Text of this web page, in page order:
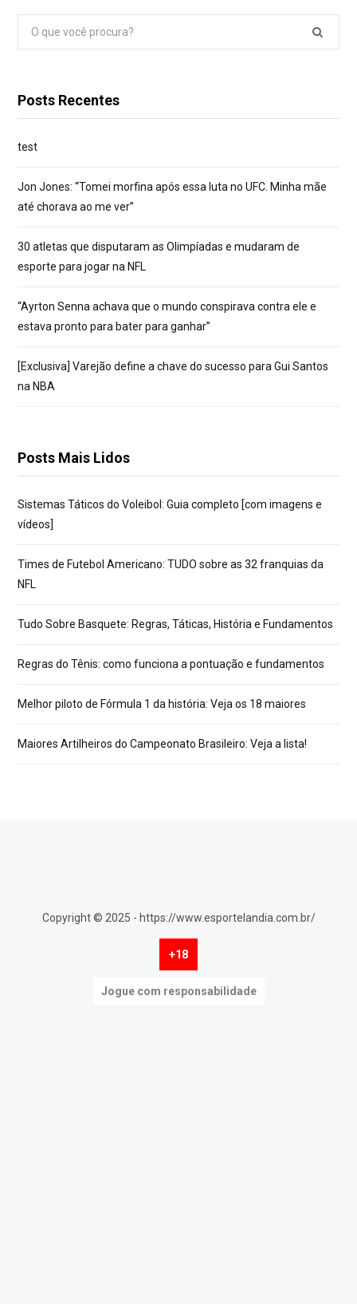
Pesquisar
por:
Posts Recentes
test
Jon Jones: “Tomei morfina após essa luta no UFC. Minha mãe
até chorava ao me ver”
30 atletas que disputaram as Olimpíadas e mudaram de
esporte para jogar na NFL
“Ayrton Senna achava que o mundo conspirava contra ele e
estava pronto para bater para ganhar”
[Exclusiva] Varejão define a chave do sucesso para Gui Santos
na NBA
Posts Mais Lidos
Sistemas Táticos do Voleibol: Guia completo [com imagens e
vídeos]
Times de Futebol Americano: TUDO sobre as 32 franquias da
NFL
Tudo Sobre Basquete: Regras, Táticas, História e Fundamentos
Regras do Tênis: como funciona a pontuação e fundamentos
Melhor piloto de Fórmula 1 da história: Veja os 18 maiores
Maiores Artilheiros do Campeonato Brasileiro: Veja a lista!
Copyright © 2025 - https://www.esportelandia.com.br/
+18
Jogue com responsabilidade